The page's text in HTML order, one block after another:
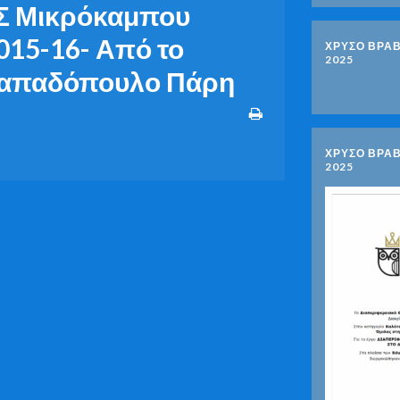
Μικρόκαμπου
16- Από το
Πάρη
ΧΡΥΣΟ
2025
ΧΡΥΣΟ
2025